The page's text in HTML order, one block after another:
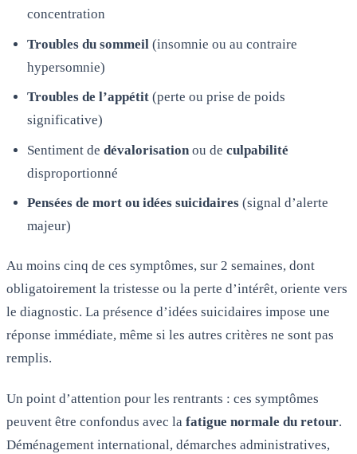
concentration
Troubles du sommeil (insomnie ou au contraire
hypersomnie)
Troubles de l’appétit(perte ou prise de poids
significative)
Sentiment de dévalorisationou de culpabilité
disproportionné
Pensées de mort ou idées suicidaires(signal d’alerte
majeur)
Au moins cinq de ces symptômes, sur 2 semaines, dont
obligatoirement la tristesse ou la perte d’intérêt, oriente vers
le diagnostic. La présence d’idées suicidaires impose une
réponse immédiate, même si les autres critères ne sont pas
remplis.
Un point d’attention pour les rentrants : ces symptômes
peuvent être confondus avec la fatigue normale du retour.
Déménagement international, démarches administratives,